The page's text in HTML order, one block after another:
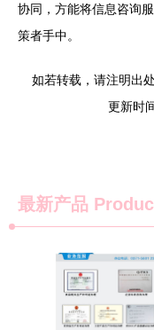
协同，方能将信息咨询
策者手中。
如若转载，请注明出
更新时
最新产品